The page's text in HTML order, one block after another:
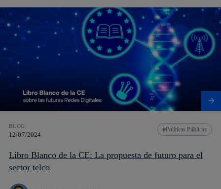
BLOG
12/07/2024
Políticas Públicas
Libro Blanco de la CE: La propuesta de futuro para el
sector telco